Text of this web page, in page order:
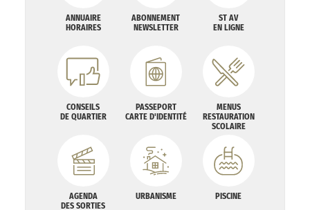
ANNUAIRE
HORAIRES
ABONNEMENT
NEWSLETTER
ST AV
EN LIGNE
CONSEILS
DE QUARTIER
PASSEPORT
CARTE D'IDENTITÉ
MENUS
RESTAURATION
SCOLAIRE
AGENDA
DES SORTIES
URBANISME PISCINE